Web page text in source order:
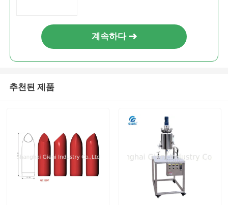
계속하다
추천된 제품